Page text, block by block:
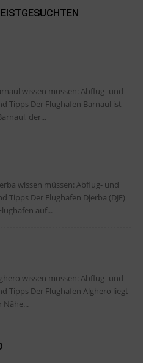
wissen müssen: Abflug- und
Barnaul ist
der...
wissen müssen: Abflug- und
(DJE)
auf...
wissen müssen: Abflug- und
liegt
Nähe...